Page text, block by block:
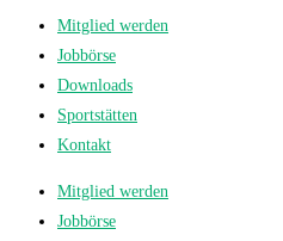
Mitglied werden
Jobbörse
Downloads
Sportstätten
Kontakt
Mitglied werden
Jobbörse